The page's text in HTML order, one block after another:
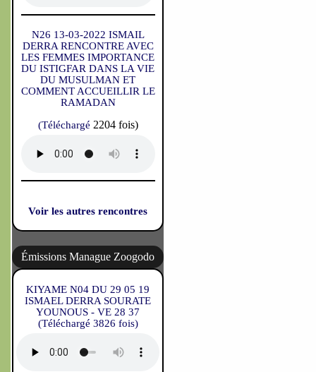
N26 13-03-2022 ISMAIL
DERRA RENCONTRE AVEC
LES FEMMES IMPORTANCE
DU ISTIGFAR DANS LA VIE
DU MUSULMAN ET
COMMENT ACCUEILLIR LE
RAMADAN
(Téléchargé 2204 fois)
Voir les autres rencontres
Émissions Manague Zoogodo
KIYAME N04 DU 29 05 19
ISMAEL DERRA SOURATE
YOUNOUS - VE 28 37
(Téléchargé 3826 fois)